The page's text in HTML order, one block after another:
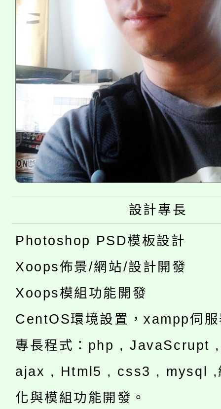
設計專長
Photoshop PSD模板設計
Xoops佈景/網站/設計開發
Xoops模組功能開發
CentOS環境設置，xampp伺
專長程式：php , JavaScrupt
ajax , Html5 , css3 , mysql ,
化與模組功能開發。